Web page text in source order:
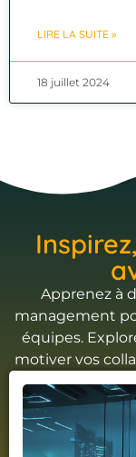
LIRE LA SUITE »
18 juillet 2024
Inspirez,
Apprenez à
management
équipes.
motiver vos